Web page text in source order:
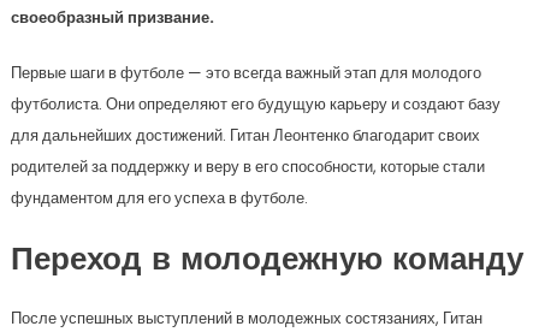
своеобразный призвание.
Первые шаги в футболе — это всегда важный этап для молодого
футболиста. Они определяют его будущую карьеру и создают базу
для дальнейших достижений. Гитан Леонтенко благодарит своих
родителей за поддержку и веру в его способности, которые стали
фундаментом для его успеха в футболе.
Переход в молодежную команду
После успешных выступлений в молодежных состязаниях, Гитан